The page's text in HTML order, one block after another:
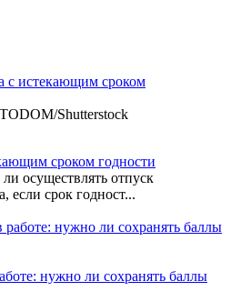
Shutterstoсk
сроком годности
осуществлять отпуск
если срок годност...
нужно ли сохранять баллы